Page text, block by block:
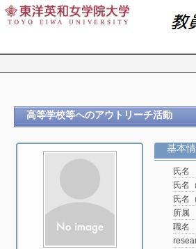
高等学校等へのアウトリーチ活動
基本
氏名
氏名
氏名
所属
職名